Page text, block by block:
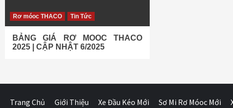
Rơ móoc THACO Tin Tức
BẢNG GIÁ RƠ MOOC THACO
2025 | CẬP NHẬT 6/2025
Trang Chủ Giới Thiệu Xe Đầu Kéo Mới Sơ Mi Rơ Móoc Mới